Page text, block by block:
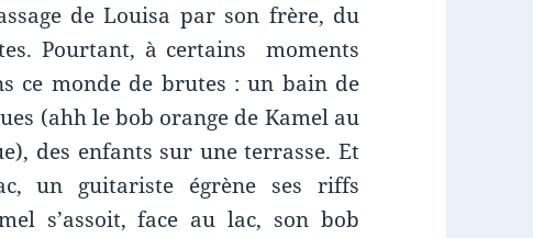
de Louisa par son frère, du
Pourtant, à certains moments
ce monde de brutes :un bain de
(ahh le bob orange de Kamel au
des enfants sur une terrasse. Et
un guitariste égrène ses riffs
s’assoit, face au lac, son bob